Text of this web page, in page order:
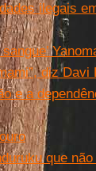
ilegais
diz Davi
e a
que